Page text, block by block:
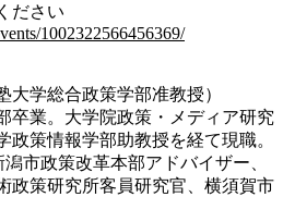
ださい
1002322566456369/
学総合政策学部准教授）
卒業。大学院政策・メディア研究
政策情報学部助教授を経て現職。
市政策改革本部アドバイザー、
政策研究所客員研究官、横須賀市